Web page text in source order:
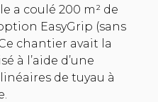
a coulé 200 m² de
EasyGrip (sans
chantier avait la
à l’aide d’une
de tuyau à